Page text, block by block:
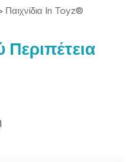
Παιχνίδια In Toyz®
Περιπέτεια